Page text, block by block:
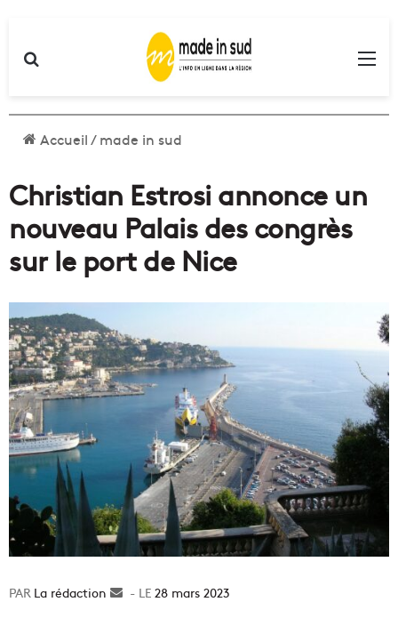
Accueil/made in sud
Christian Estrosi annonce un
nouveau Palais des congrès
sur le port de Nice
La rédaction
Envoyer28 mars 2023